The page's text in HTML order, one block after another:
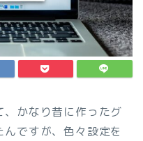
かなり昔に作ったグ
ですが、色々設定を